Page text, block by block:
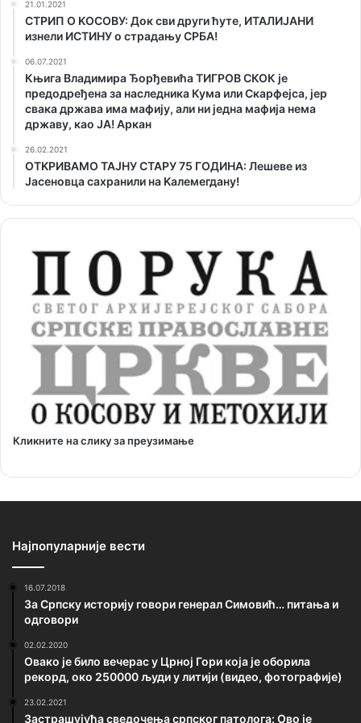
21.01.2021
СТРИП О KОСОВУ: Док сви други ћуте, ИТАЛИЈАНИ
изнели ИСТИНУ о страдању СРБА!
06.07.2021
Књига Владимира Ђорђевића ТИГРОВ СКОК је
предодређена за наследника Кума или Скарфејса, јер
свака држава има мафију, али ни једна мафија нема
државу, као ЈА! Аркан
26.02.2021
ОТKРИВАМО ТАЈНУ СТАРУ 75 ГОДИНА: Лешеве из
Јасеновца сахранили на Kалемегдану!
Кликните на слику за преузимање
Најпопуларније вести
16.07.2018
За Српску историју говори генерал Симовић… питања и
одговори
02.02.2020
Овако је било вечерас у Црној Гори која је оборила
рекорд, око 250000 људи у литији (видео, фотографије)
23.02.2021
Застрашујућа сведочења српског патолога: Ово је